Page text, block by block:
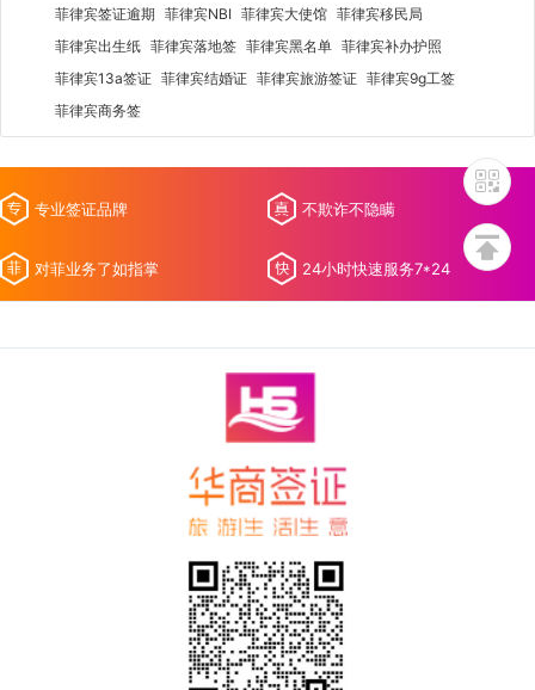
菲律宾签证逾期 菲律宾NBI 菲律宾大使馆 菲律宾移民局
菲律宾出生纸 菲律宾落地签 菲律宾黑名单 菲律宾补办护照
菲律宾13a签证 菲律宾结婚证 菲律宾旅游签证 菲律宾9g工签
菲律宾商务签
专业签证品牌 不欺诈不隐瞒
对菲业务了如指掌 24小时快速服务7*24